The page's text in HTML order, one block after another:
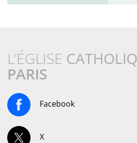
L’ÉGLISE
PARIS
Facebook
X